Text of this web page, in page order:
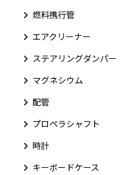
燃料携行管
エアクリーナー
ステアリングダンパー
マグネシウム
配管
プロペラシャフト
時計
キーボードケース